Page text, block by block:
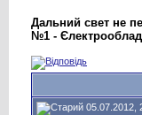
Дальний свет не
№1 -
05.07.2012,